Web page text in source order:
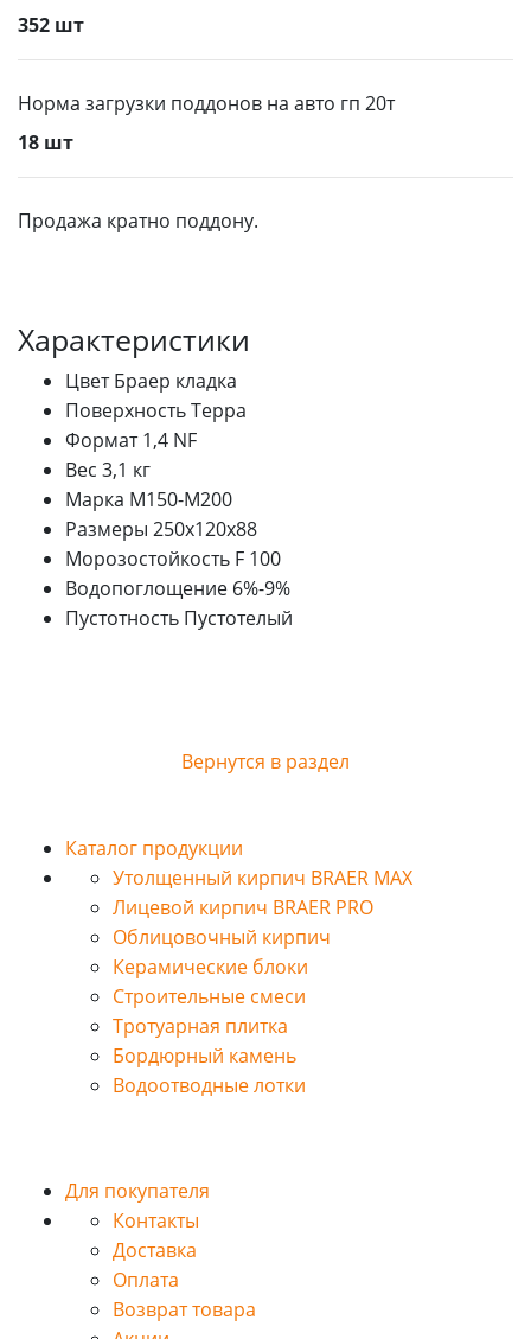
352 шт
Норма загрузки поддонов на авто гп 20т
18 шт
Продажа кратно поддону.
Характеристики
Цвет Браер кладка
ПоверхностьТерра
Формат 1,4 NF
Вес 3,1 кг
Марка M150-M200
Размеры 250x120x88
Морозостойкость F 100
Водопоглощение 6%-9%
Пустотность Пустотелый
Вернутся в раздел
Каталог продукции
Утолщенный кирпич BRAER MAX
Лицевой кирпич BRAER PRO
Облицовочный кирпич
Керамические блоки
Строительные смеси
Тротуарная плитка
Бордюрный камень
Водоотводные лотки
Для покупателя
Контакты
Доставка
Оплата
Возврат товара